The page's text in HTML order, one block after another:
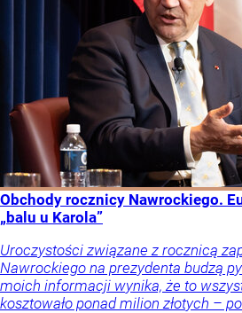
Obchody rocznicy Nawrockiego.
„balu u Karola”
Uroczystości związane z rocznicą
Nawrockiego na prezydenta budzą
moich informacji wynika, że to
kosztowało ponad milion złotych –